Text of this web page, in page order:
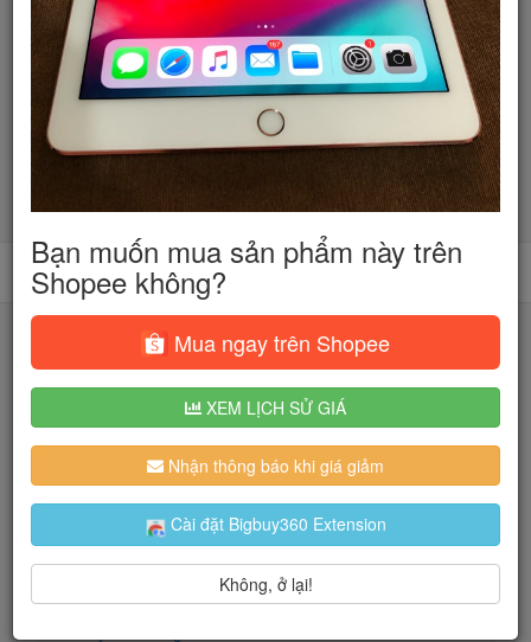
Tìm kiếm
Người dùng đang quan tâm đến 🔥...
Trang chủ
Điện Thoại & Phụ Kiện
Bạn muốn mua sản phẩm này trên
Shopee không?
Mua ngay trên Shopee
XEM LỊCH SỬ GIÁ
Nhận thông báo khi giá giảm
Cài đặt Bigbuy360 Extension
Không, ở lại!